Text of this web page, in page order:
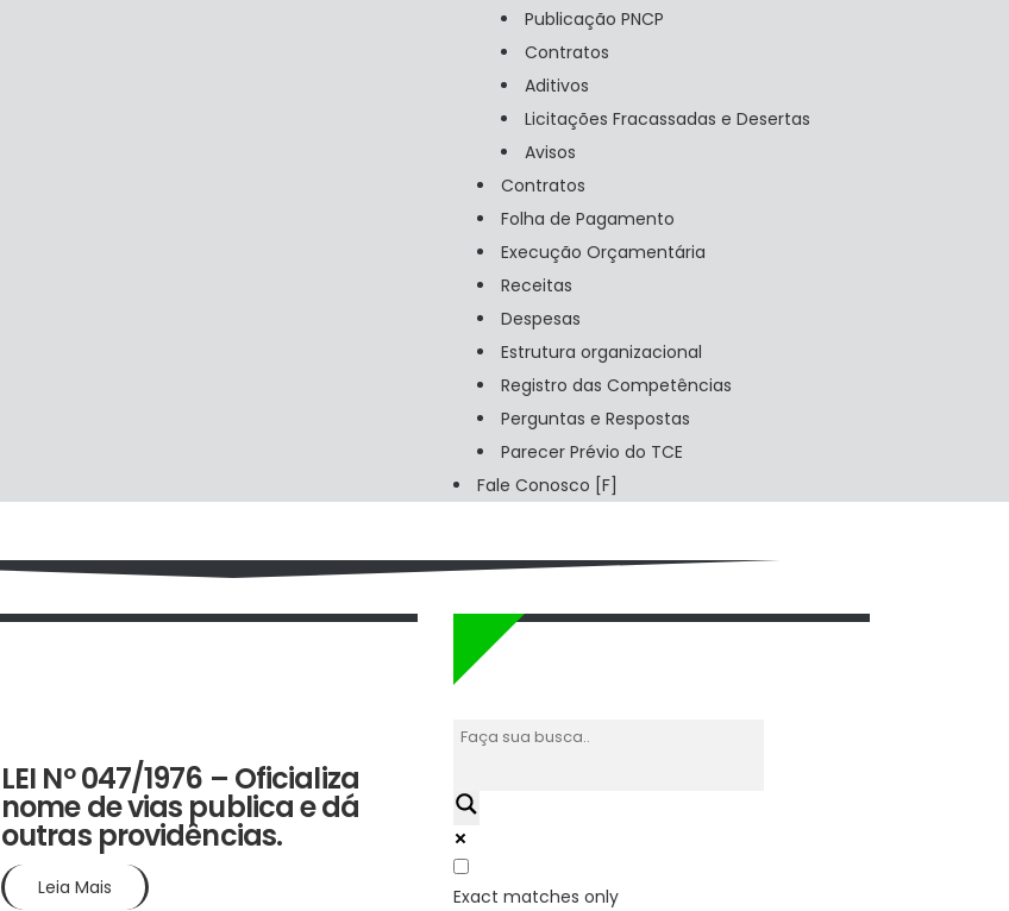
Publicação PNCP
Contratos
Aditivos
Licitações Fracassadas e Desertas
Avisos
Contratos
Folha de Pagamento
Execução Orçamentária
Receitas
Despesas
Estrutura organizacional
Registro das Competências
Perguntas e Respostas
Parecer Prévio do TCE
Fale Conosco
LEI Nº 047/1976 – Oficializa
nome de vias publica e dá
outras providências.
Leia Mais Exact matches only